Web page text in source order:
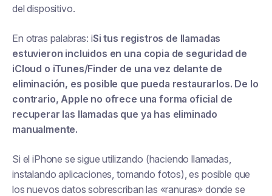
del dispositivo.
En otras palabras: iSi tus registros de llamadas
estuvieron incluidos en una copia de seguridad de
iCloud o iTunes/Finder de una vez delante de
eliminación, es posible que pueda restaurarlos. De lo
contrario, Apple no ofrece una forma oficial de
recuperar las llamadas que ya has eliminado
manualmente.
Si el iPhone se sigue utilizando (haciendo llamadas,
instalando aplicaciones, tomando fotos), es posible que
los nuevos datos sobrescriban las «ranuras» donde se